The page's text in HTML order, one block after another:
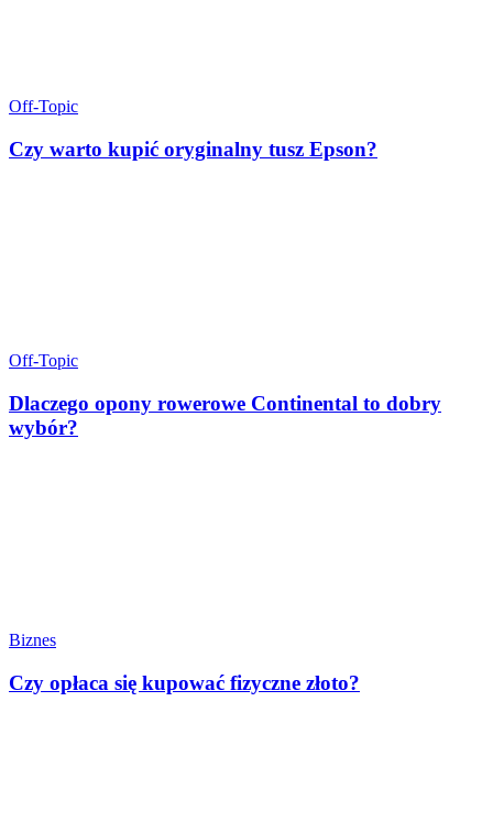
Off-Topic
Czy warto kupić oryginalny tusz Epson?
Off-Topic
Dlaczego opony rowerowe Continental to dobry
wybór?
Biznes
Czy opłaca się kupować fizyczne złoto?